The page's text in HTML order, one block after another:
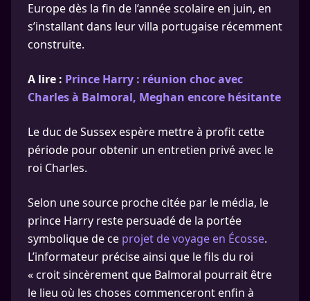
Europe dès la fin de l’année scolaire en juin, en
s’installant dans leur villa portugaise récemment
construite.
A lire : Prince Harry : réunion choc avec
Charles à Balmoral, Meghan encore hésitante
Le duc de Sussex espère mettre à profit cette
période pour obtenir un entretien privé avec le
roi Charles.
Selon une source proche citée par le média, le
prince Harry reste persuadé de la portée
symbolique de ce projet de voyage en Écosse.
L’informateur précise ainsi que le fils du roi
« croit sincèrement que Balmoral pourrait être
le lieu où les choses commenceront enfin à